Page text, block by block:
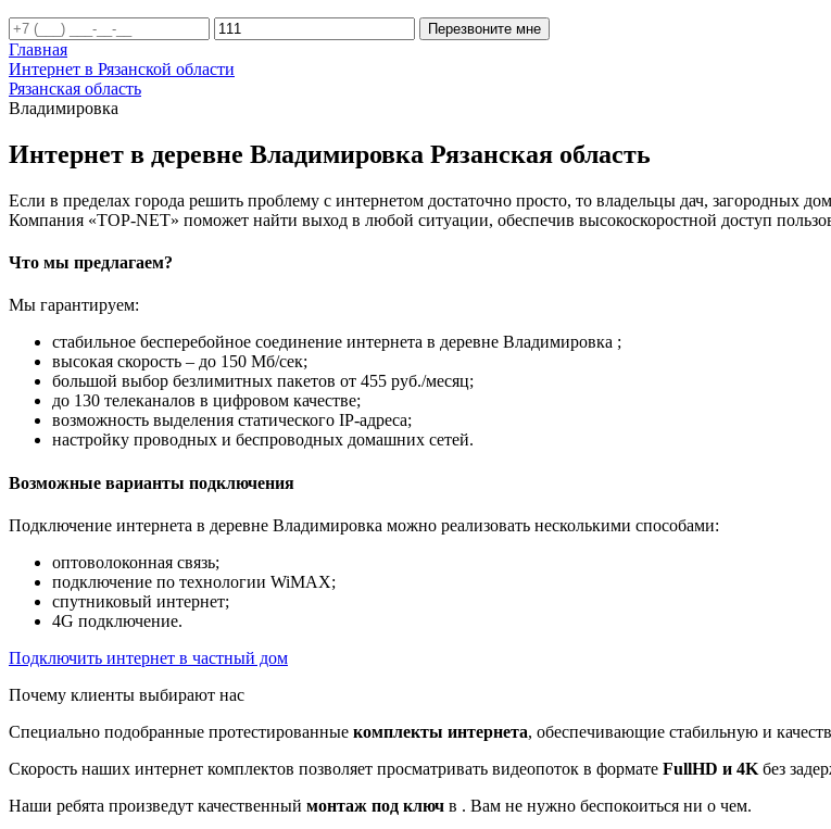
Перезвоните мне
Главная
Интернет в Рязанской области
Рязанская область
Владимировка
Интернет в деревне Владимировка Рязанская область
Если в пределах города решить проблему с интернетом достаточно просто, то владельцы дач, загородных
Компания «TOP-NET» поможет найти выход в любой ситуации, обеспечив высокоскоростной доступ
Что мы предлагаем?
Мы гарантируем:
стабильное бесперебойное соединение интернета в деревне Владимировка ;
высокая скорость – до 150 Мб/сек;
большой выбор безлимитных пакетов от 455 руб./месяц;
до 130 телеканалов в цифровом качестве;
возможность выделения статического IP-адреса;
настройку проводных и беспроводных домашних сетей.
Возможные варианты подключения
Подключение интернета в деревне Владимировка можно реализовать несколькими способами:
оптоволоконная связь;
подключение по технологии WiMAX;
спутниковый интернет;
4G подключение.
Подключить интернет в частный дом
Почему клиенты выбирают нас
Специально подобранные протестированные комплекты интернета, обеспечивающие стабильную и
Скорость наших интернет комплектов позволяет просматривать видеопоток в формате FullHD и 4K без
Наши ребята произведут качественный монтаж под ключ в . Вам не нужно беспокоиться ни о чем.